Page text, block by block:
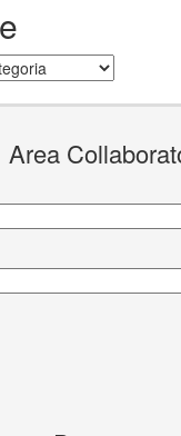
Area